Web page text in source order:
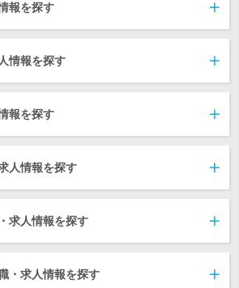
報を探す
情報を探す
報を探す
人情報を探す
求人情報を探す
・求人情報を探す